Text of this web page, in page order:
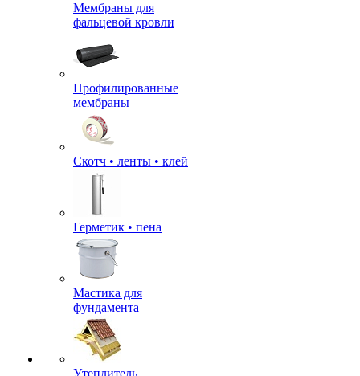
Мембраны для
фальцевой кровли
Профилированные
мембраны
Скотч • ленты • клей
Герметик • пена
Мастика для
фундамента
Утеплитель